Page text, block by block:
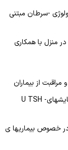
-سرطان مبتنی
منزل با همکاری
مراقبت از بیماران
11 - اجرای برنامه غربالگری نوزادان 5-3 روزه و انجام آزمایشهایU TSH -
خصوص بیماریها ی